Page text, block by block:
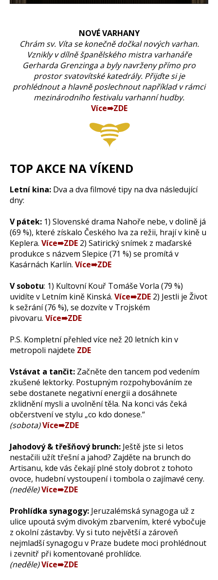
NOVÉ VARHANY
Chrám sv. Víta se konečně dočkal nových varhan.
Vznikly v dílně španělského mistra varhanáře
Gerharda Grenzinga a byly navrženy přímo pro
prostor svatovítské katedrály. Přijďte si je
prohlédnout a hlavně poslechnout například v rámci
mezinárodního festivalu varhanní hudby.
Více➠ZDE
TOP AKCE NA VÍKEND
Letní kina: Dva a dva filmové tipy na dva následující
dny:
V pátek: 1) Slovenské drama Nahoře nebe, v dolině já
(69 %), které získalo Českého lva za režii, hrají v kině u
Keplera. Více➠ZDE 2) Satirický snímek z maďarské
produkce s názvem Slepice (71 %) se promítá v
Kasárnách Karlín. Více➠ZDE
V sobotu: 1) Kultovní Kouř Tomáše Vorla (79 %)
uvidíte v Letním kině Kinská. Více➠ZDE 2) Jestli je Život
k sežrání (76 %), se dozvíte v Trojském
pivovaru. Více➠ZDE
P.S. Kompletní přehled více než 20 letních kin v
metropoli najdete ZDE
Vstávat a tančit: Začněte den tancem pod vedením
zkušené lektorky. Postupným rozpohybováním ze
sebe dostanete negativní energii a dosáhnete
zklidnění mysli a uvolnění těla. Na konci vás čeká
občerstvení ve stylu „co kdo donese.“
(sobota)Více➠ZDE
Jahodový & třešňový brunch: Ještě jste si letos
nestačili užít třešní a jahod? Zajděte na brunch do
Artisanu, kde vás čekají plné stoly dobrot z tohoto
ovoce, hudební vystoupení i tombola o zajímavé ceny.
(neděle)Více➠ZDE
Prohlídka synagogy: Jeruzalémská synagoga už z
ulice upoutá svým divokým zbarvením, které vybočuje
z okolní zástavby. Vy si tuto největší a zároveň
nejmladší synagogu v Praze budete moci prohlédnout
i zevnitř při komentované prohlídce.
(neděle)Více➠ZDE